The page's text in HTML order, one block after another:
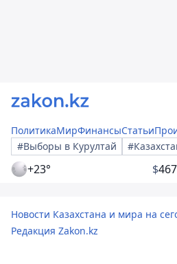
ПолитикаМирФинансыСтатьи
#Выборы в Курултай
+23° $
Новости Казахстана и мира на
Редакция Zakon.kz